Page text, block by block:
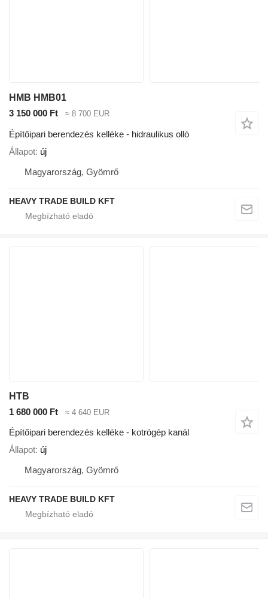
HMB HMB01
3 150 000 Ft
≈ 8 700 EUR
Építőipari berendezés kelléke - hidraulikus olló
Állapot új
Magyarország, Gyömrő
HEAVY TRADE BUILD KFT
HTB
1 680 000 Ft
≈ 4 640 EUR
Építőipari berendezés kelléke - kotrógép kanál
Állapot új
Magyarország, Gyömrő
HEAVY TRADE BUILD KFT